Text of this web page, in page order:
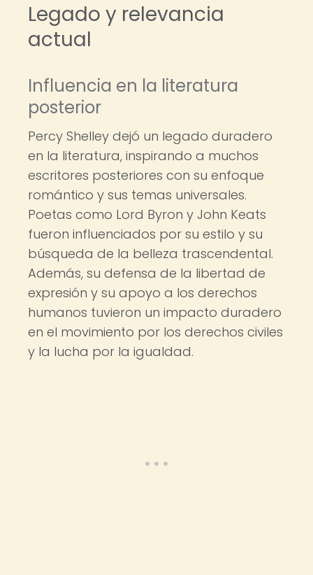
Legado y relevancia
actual
Influencia en la literatura
posterior
Percy Shelley dejó un legado duradero
en la literatura, inspirando a muchos
escritores posteriores con su enfoque
romántico y sus temas universales.
Poetas como Lord Byron y John Keats
fueron influenciados por su estilo y su
búsqueda de la belleza trascendental.
Además, su defensa de la libertad de
expresión y su apoyo a los derechos
humanos tuvieron un impacto duradero
en el movimiento por los derechos civiles
y la lucha por la igualdad.